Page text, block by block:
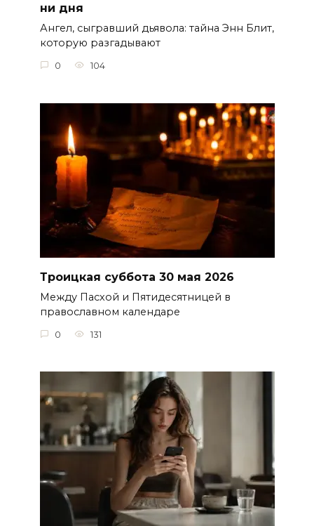
ни дня
Ангел, сыгравший дьявола: тайна Энн Блит,
которую разгадывают
0 104
Троицкая суббота 30 мая 2026
Между Пасхой и Пятидесятницей в
православном календаре
0 131